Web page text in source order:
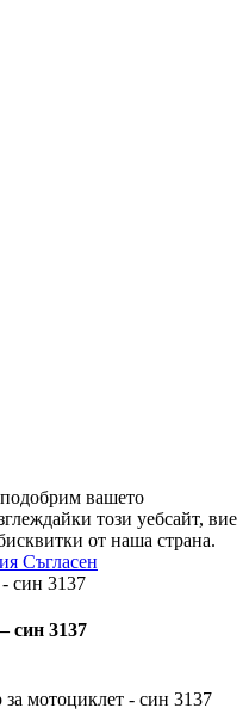
вашето
този уебсайт, вие
от наша страна.
Съгласен
син 3137
за мотоциклет - син 3137